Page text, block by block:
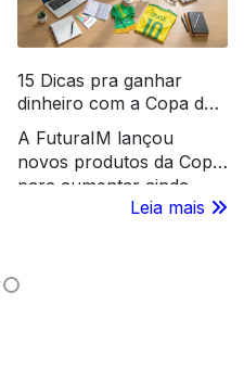
15 Dicas pra ganhar
dinheiro com a Copa do
A FuturaIM lançou
novos produtos da Copa
para aumentar ainda
mais o seu faturamento
exclusiva! Acesse e
Leia mais